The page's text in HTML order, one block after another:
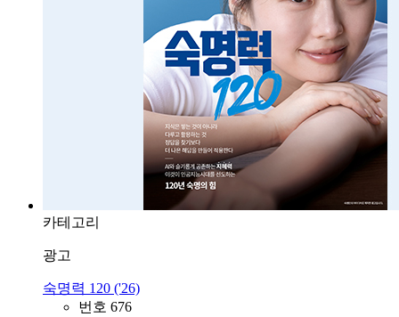
카테고리
광고
숙명력 120 ('26)
번호 676